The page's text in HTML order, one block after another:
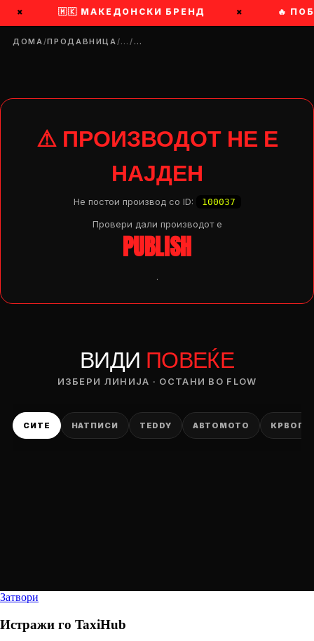
× 🇲🇰 МАКЕДОНСКИ БРЕНД × 🔥
ДОМА/ПРОДАВНИЦА/…/…
⚠ ПРОИЗВОДОТ НЕ Е
НАЈДЕН
Не постои производ со ID: 100037
Провери дали производот e
PUBLISH
.
ВИДИ ПОВЕЌЕ
ИЗБЕРИ ЛИНИЈА · ОСТАНИ ВО FLOW
СИТЕ НАТПИСИ TEDDY АВТОМОТО
Затвори
Истражи го TaxiHub